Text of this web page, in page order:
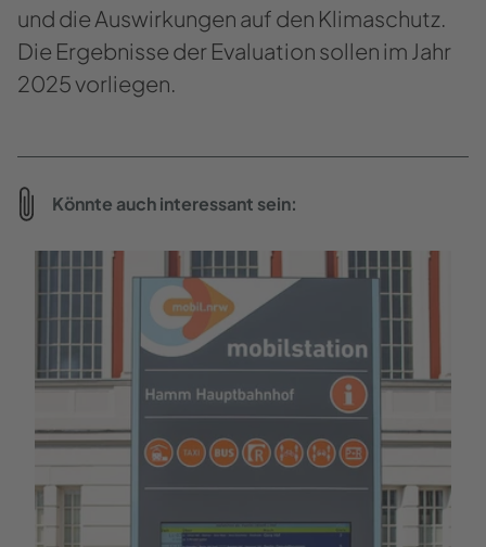
und die Auswirkungen auf den Klimaschutz.
Die Ergebnisse der Evaluation sollen im Jahr
2025 vorliegen.
Könnte auch interessant sein: